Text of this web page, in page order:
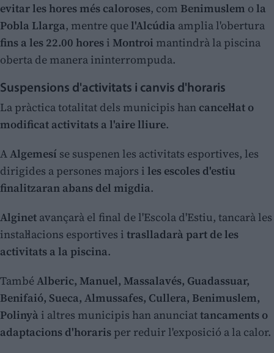
evitar les hores més caloroses, com Benimuslem o la
Pobla Llarga, mentre quel'Alcúdia amplia l'obertura
fins a les 22.00 hores i Montroi mantindrà la piscina
oberta de manera ininterrompuda.
Suspensions d'activitats i canvis d'horaris
La pràctica totalitat dels municipis han cancel·lat o
modificat activitats a l'aire lliure.
AAlgemesí se suspenen les activitats esportives, les
dirigides a persones majors i les escoles d'estiu
finalitzaran abans del migdia.
Alginet avançarà el final de l'Escola d'Estiu, tancarà les
instal·lacions esportives i traslladarà part de les
activitats a la piscina.
TambéAlberic, Manuel, Massalavés, Guadassuar,
Benifaió, Sueca, Almussafes, Cullera, Benimuslem,
Polinyà i altres municipis han anunciattancaments o
adaptacions d'horaris per reduir l'exposició a la calor.